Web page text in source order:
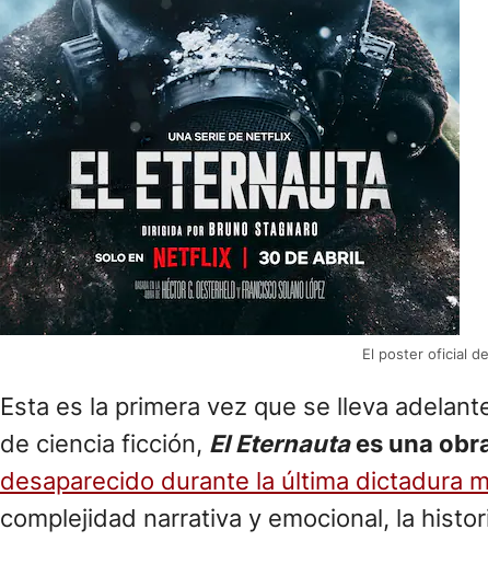
El poster oficial
Esta es la primera vez que se lleva
de ciencia ficción, El Eternautaes una
desaparecido durante la última dictadura
complejidad narrativa y emocional, la